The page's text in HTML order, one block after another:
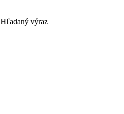
Hľadaný výraz